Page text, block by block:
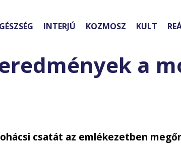
INTERJÚ KOZMOSZ KULT
a
csatát az emlékezetben